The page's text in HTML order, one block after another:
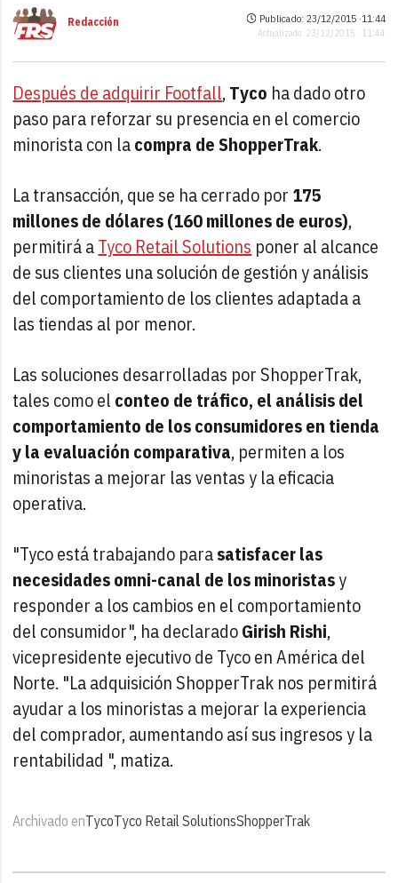
Redacción Publicado: 23/12/2015 ·11:44
Actualizado: 23/12/2015 · 11:44
Después de adquirir Footfall,Tyco ha dado otro
paso para reforzar su presencia en el comercio
minorista con lacompra de ShopperTrak.
La transacción, que se ha cerrado por 175
millones de dólares (160 millones de euros),
permitirá aTyco Retail Solutions poner al alcance
de sus clientes una solución de gestión y análisis
del comportamiento de los clientes adaptada a
las tiendas al por menor.
Las soluciones desarrolladas por ShopperTrak,
tales como el conteo de tráfico, el análisis del
comportamiento de los consumidores en tienda
y la evaluación comparativa, permiten a los
minoristas a mejorar las ventas y la eficacia
operativa.
"Tyco está trabajando parasatisfacer las
necesidades omni-canal de los minoristasy
responder a los cambios en el comportamiento
del consumidor", ha declaradoGirish Rishi,
vicepresidente ejecutivo de Tyco en América del
Norte. "La adquisición ShopperTrak nos permitirá
ayudar a los minoristas a mejorar la experiencia
del comprador, aumentando así sus ingresos y la
rentabilidad ", matiza.
Archivado enTycoTyco Retail SolutionsShopperTrak